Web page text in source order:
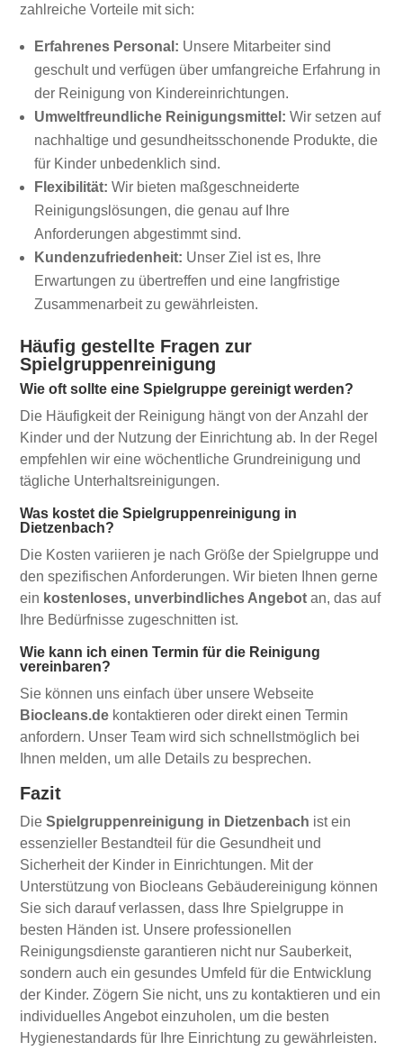
zahlreiche Vorteile mit sich:
Erfahrenes Personal: Unsere Mitarbeiter sind
geschult und verfügen über umfangreiche Erfahrung in
der Reinigung von Kindereinrichtungen.
Umweltfreundliche Reinigungsmittel: Wir setzen auf
nachhaltige und gesundheitsschonende Produkte, die
für Kinder unbedenklich sind.
Flexibilität: Wir bieten maßgeschneiderte
Reinigungslösungen, die genau auf Ihre
Anforderungen abgestimmt sind.
Kundenzufriedenheit: Unser Ziel ist es, Ihre
Erwartungen zu übertreffen und eine langfristige
Zusammenarbeit zu gewährleisten.
Häufig gestellte Fragen zur
Spielgruppenreinigung
Wie oft sollte eine Spielgruppe gereinigt werden?
Die Häufigkeit der Reinigung hängt von der Anzahl der
Kinder und der Nutzung der Einrichtung ab. In der Regel
empfehlen wir eine wöchentliche Grundreinigung und
tägliche Unterhaltsreinigungen.
Was kostet die Spielgruppenreinigung in
Dietzenbach?
Die Kosten variieren je nach Größe der Spielgruppe und
den spezifischen Anforderungen. Wir bieten Ihnen gerne
ein kostenloses, unverbindliches Angebot an, das auf
Ihre Bedürfnisse zugeschnitten ist.
Wie kann ich einen Termin für die Reinigung
vereinbaren?
Sie können uns einfach über unsere Webseite
Biocleans.de kontaktieren oder direkt einen Termin
anfordern. Unser Team wird sich schnellstmöglich bei
Ihnen melden, um alle Details zu besprechen.
Fazit
DieSpielgruppenreinigung in Dietzenbach ist ein
essenzieller Bestandteil für die Gesundheit und
Sicherheit der Kinder in Einrichtungen. Mit der
Unterstützung von Biocleans Gebäudereinigung können
Sie sich darauf verlassen, dass Ihre Spielgruppe in
besten Händen ist. Unsere professionellen
Reinigungsdienste garantieren nicht nur Sauberkeit,
sondern auch ein gesundes Umfeld für die Entwicklung
der Kinder. Zögern Sie nicht, uns zu kontaktieren und ein
individuelles Angebot einzuholen, um die besten
Hygienestandards für Ihre Einrichtung zu gewährleisten.